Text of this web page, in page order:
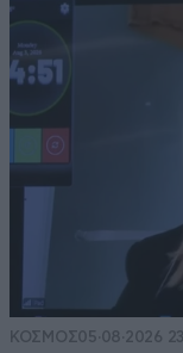
ΚΟΣΜΟΣ05·08·2026